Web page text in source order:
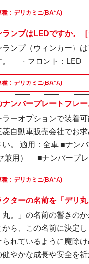
種 : デリカミニ(BA*A)
ランプはLEDですか。
ランプ（ウィンカー）
。 ・フロント：LED
種 : デリカミニ(BA*A)
ナンバープレートフレ
ラーオプションで装着
菱自動車販売会社でお
い。 適用：全車 ■ナン
兼用） ■ナンバープレ
種 : デリカミニ(BA*A)
クターの名前を「デリ
丸。」の名前の響きの
から、この名前に決定
られているように魔除
健やかな成長や安全を